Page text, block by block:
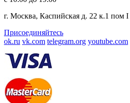
г. Москва, Каспийская д. 22 к.1 пом
Присоединяйтесь
ok.ru vk.com telegram.org youtube.com